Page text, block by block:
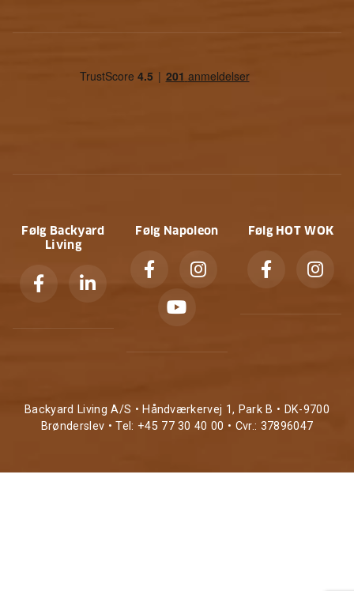
Følg Backyard
Living
Følg Napoleon Følg HOT WOK
Backyard Living A/S • Håndværkervej 1, Park B • DK-9700
Brønderslev • Tel: +45 77 30 40 00 • Cvr.: 37896047